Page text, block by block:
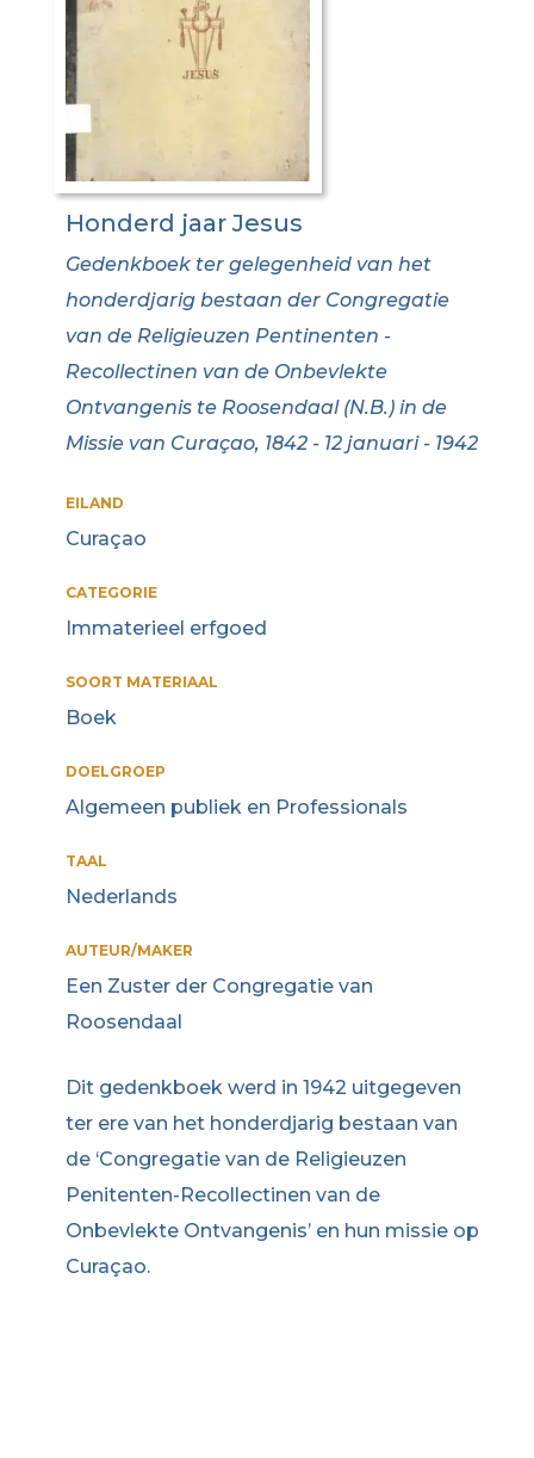
Honderd jaar Jesus
Gedenkboek ter gelegenheid van het
honderdjarig bestaan der Congregatie
van de Religieuzen Pentinenten -
Recollectinen van de Onbevlekte
Ontvangenis te Roosendaal (N.B.) in de
Missie van Curaçao, 1842 - 12 januari - 1942
EILAND
Curaçao
CATEGORIE
Immaterieel erfgoed
SOORT MATERIAAL
Boek
DOELGROEP
Algemeen publiek en Professionals
TAAL
Nederlands
AUTEUR/MAKER
Een Zuster der Congregatie van
Roosendaal
Dit gedenkboek werd in 1942 uitgegeven
ter ere van het honderdjarig bestaan van
de ‘Congregatie van de Religieuzen
Penitenten-Recollectinen van de
Onbevlekte Ontvangenis’ en hun missie op
Curaçao.